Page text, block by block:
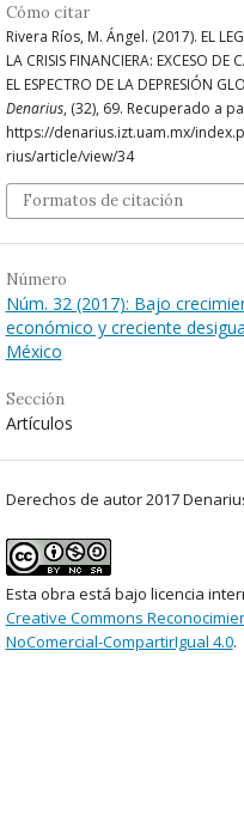
Cómo citar
Rivera Ríos, M. Ángel. (2017). EL
LA CRISIS FINANCIERA: EXCESO DE
EL ESPECTRO DE LA DEPRESIÓN
Denarius, (32), 69. Recuperado a
https://denarius.izt.uam.mx/
rius/article/view/34
Formatos de citación
Número
Núm. 32 (2017): Bajo
económico y creciente
México
Sección
Artículos
Derechos de autor 2017
Esta obra está bajo licencia
Creative Commons
NoComercial-CompartirIgual 4.0.